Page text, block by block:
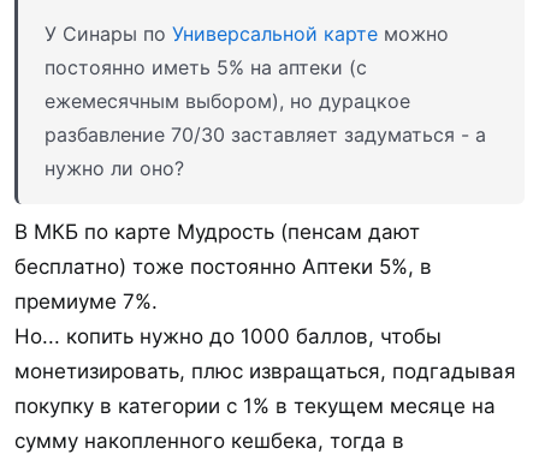
У Синары по Универсальной карте можно
постоянно иметь 5% на аптеки (с
ежемесячным выбором), но дурацкое
разбавление 70/30 заставляет задуматься - а
нужно ли оно?
В МКБ по карте Мудрость (пенсам дают
бесплатно) тоже постоянно Аптеки 5%, в
премиуме 7%.
Но... копить нужно до 1000 баллов, чтобы
монетизировать, плюс извращаться, подгадывая
покупку в категории с 1% в текущем месяце на
сумму накопленного кешбека, тогда в